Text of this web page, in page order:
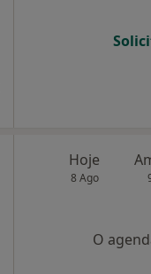
Hoje
8 Ago
O